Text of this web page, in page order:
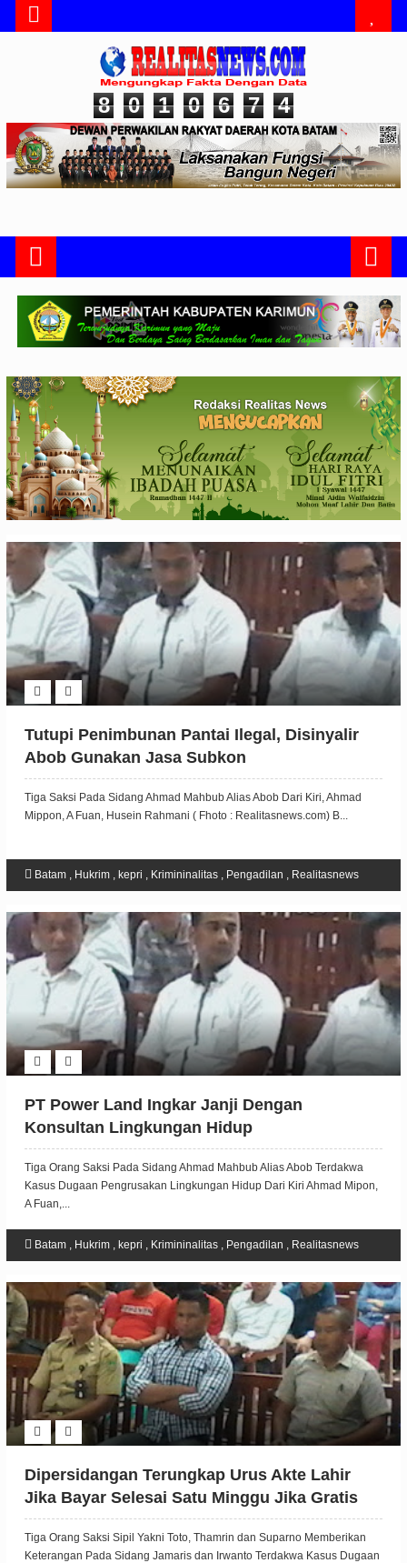
8 0 1 0 6 7 4
Tutupi Penimbunan Pantai Ilegal, Disinyalir
Abob Gunakan Jasa Subkon
Tiga Saksi Pada Sidang Ahmad Mahbub Alias Abob Dari Kiri, Ahmad
Mippon, A Fuan, Husein Rahmani ( Fhoto : Realitasnews.com) B...
Batam, Hukrim, kepri Krimininalitas, Pengadilan Realitasnews
PT Power Land Ingkar Janji Dengan
Konsultan Lingkungan Hidup
Tiga Orang Saksi Pada Sidang Ahmad Mahbub Alias Abob Terdakwa
Kasus Dugaan Pengrusakan Lingkungan Hidup Dari Kiri Ahmad Mipon,
A Fuan,...
Batam, Hukrim, kepri Krimininalitas, Pengadilan Realitasnews
Dipersidangan Terungkap Urus Akte Lahir
Jika Bayar Selesai Satu Minggu Jika Gratis
Selesainya Lebih Lama
Tiga Orang Saksi Sipil Yakni Toto, Thamrin dan Suparno Memberikan
Keterangan Pada Sidang Jamaris dan Irwanto Terdakwa Kasus Dugaan